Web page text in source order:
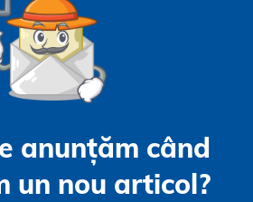
anunțăm când
un nou articol?